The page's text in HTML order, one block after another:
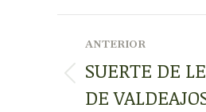
ENTRE
ANTERIOR
Publicación
anterior:
SUERTE DE
DE